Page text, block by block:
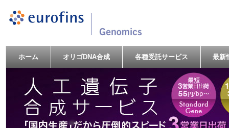
ホーム オリゴDNA合成 各種受託サービス 最新